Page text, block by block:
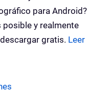
para Android?
y realmente
gratis. Leer